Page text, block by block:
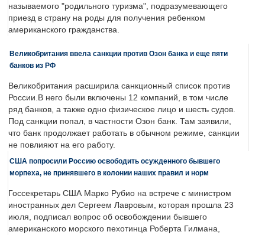
называемого "родильного туризма", подразумевающего
приезд в страну на роды для получения ребенком
американского гражданства.
Великобритания ввела санкции против Озон банка и еще пяти
банков из РФ
Великобритания расширила санкционный список против
России.В него были включены 12 компаний, в том числе
ряд банков, а также одно физическое лицо и шесть судов.
Под санкции попал, в частности Озон банк. Там заявили,
что банк продолжает работать в обычном режиме, санкции
не повлияют на его работу.
США попросили Россию освободить осужденного бывшего
морпеха, не принявшего в колонии наших правил и норм
Госсекретарь США Марко Рубио на встрече с министром
иностранных дел Сергеем Лавровым, которая прошла 23
июля, подписал вопрос об освобождении бывшего
американского морского пехотинца Роберта Гилмана,